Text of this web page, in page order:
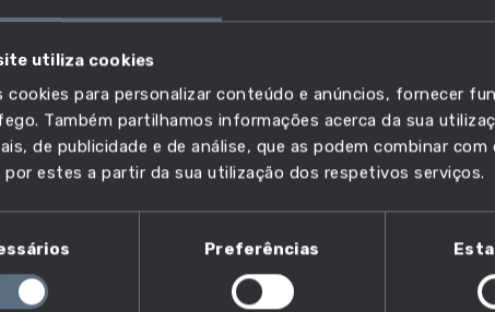
utiliza cookies
cookies para personalizar conteúdo e anúncios, fornecer
Também partilhamos informações acerca da sua
de publicidade e de análise, que as podem combinar
por estes a partir da sua utilização dos respetivos serviços.
Preferências
esta competência é
de trabalho e descobre quais as profissões em que